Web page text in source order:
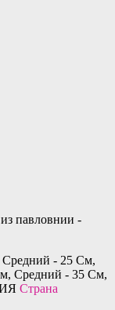
павловнии -
- 25 См,
Средний - 35 См,
Страна